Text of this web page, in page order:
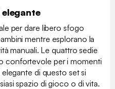
elegante
per dare libero sfogo
mentre esplorano la
manuali. Le quattro sedie
confortevole per i momenti
di questo set si
spazio di gioco o di vita.